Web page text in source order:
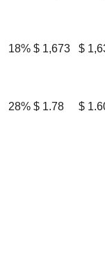
18% $ 1,673 $
28% $ 1.78 $